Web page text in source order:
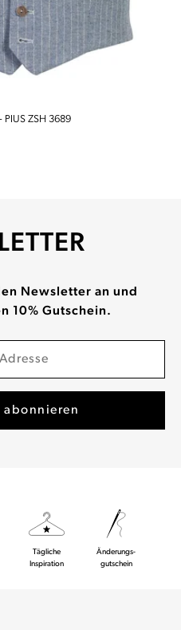
ZSH 3689
Newsletter an und
10% Gutschein.
Tägliche
Inspiration
Änderungs-
gutschein